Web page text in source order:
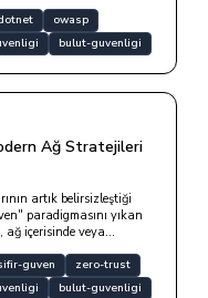
owasp
bulut-guvenligi
Ağ Stratejileri
artık belirsizleştiği
paradigmasını yıkan
ağ içerisinde veya
erişim taleplerini sürekli,
guven
zero-trust
bulut-guvenligi